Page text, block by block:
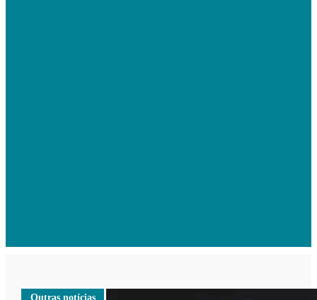
Outras notícias